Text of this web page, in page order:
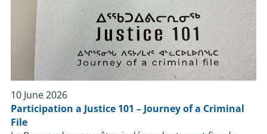
en identité judiciaire du BEI ;Toutes les notes des
enquêteurs du BEI concernant le dossier. De plus, le
BEI avait désigné un enquêteur pour assurer, tout au
long de l’enquête, la liaison avec la famille de la
personne impliquée et l’informer de son déroulement
et de sa conclusion. Faits retenus pour décision Le 14
novembre 2025 , le BEI a déclenché une enquête
indépendante à la suite d’une intervention impliquant
Service de police de la Ville de Québec (SPVQ) lors de
laquelle une personne est décédée. Les informations
10 June 2026
Participation a Justice 101 – Journey of a Criminal
File